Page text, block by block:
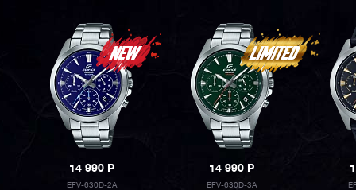
14 990P
EFV-630D-2A
14 990P
EFV-630D-3A